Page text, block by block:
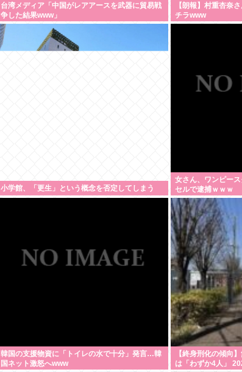
台湾メディア「中国がレアアースを武器に貿易戦
争した結果www」
【朗報】村重杏奈
チラwww
小学館、「更生」という概念を否定してしまう
女さん、ワンピー
セルで逮捕ｗｗｗ
韓国の支援物資に「トイレの水で十分」発言…韓
国ネット激怒へwww
【終身刑化の傾向
は「わずか4人」